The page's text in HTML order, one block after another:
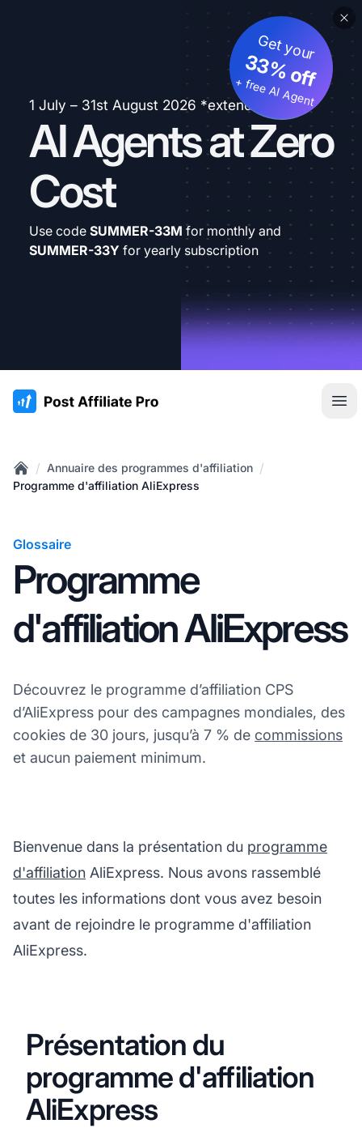
1 July – 31st August 2026 *extended
AI Agents at Zero
Cost
Get your
33% off
+ free AI Agent
Use code SUMMER-33M for monthly and
SUMMER-33Y for yearly subscription
:site.title
Home
/ Annuaire des programmes d'affiliation /
Programme d'affiliation AliExpress
Glossaire
Programme
d'affiliation AliExpress
Découvrez le programme d’affiliation CPS
d’AliExpress pour des campagnes mondiales, des
cookies de 30 jours, jusqu’à 7 % de commissions
et aucun paiement minimum.
Bienvenue dans la présentation du programme
d'affiliation AliExpress. Nous avons rassemblé
toutes les informations dont vous avez besoin
avant de rejoindre le programme d'affiliation
AliExpress.
Présentation du
programme d'affiliation
AliExpress